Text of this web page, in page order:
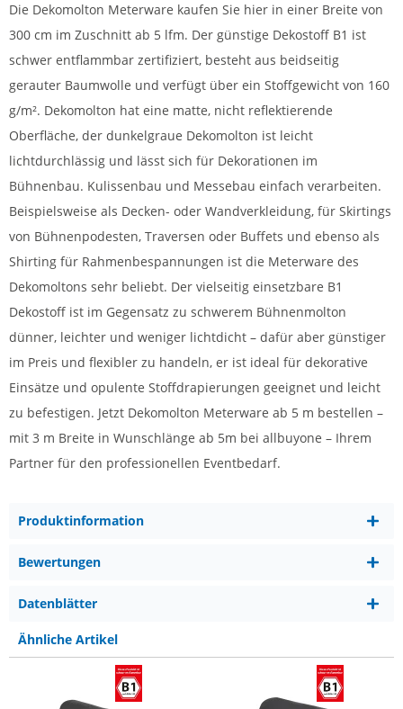
Die Dekomolton Meterware kaufen Sie hier in einer Breite von
300 cm im Zuschnitt ab 5 lfm. Der günstige Dekostoff B1 ist
schwer entflammbar zertifiziert, besteht aus beidseitig
gerauter Baumwolle und verfügt über ein Stoffgewicht von 160
g/m². Dekomolton hat eine matte, nicht reflektierende
Oberfläche, der dunkelgraue Dekomolton ist leicht
lichtdurchlässig und lässt sich für Dekorationen im
Bühnenbau. Kulissenbau und Messebau einfach verarbeiten.
Beispielsweise als Decken- oder Wandverkleidung, für Skirtings
von Bühnenpodesten, Traversen oder Buffets und ebenso als
Shirting für Rahmenbespannungen ist die Meterware des
Dekomoltons sehr beliebt. Der vielseitig einsetzbare B1
Dekostoff ist im Gegensatz zu schwerem Bühnenmolton
dünner, leichter und weniger lichtdicht – dafür aber günstiger
im Preis und flexibler zu handeln, er ist ideal für dekorative
Einsätze und opulente Stoffdrapierungen geeignet und leicht
zu befestigen. Jetzt Dekomolton Meterware ab 5 m bestellen –
mit 3 m Breite in Wunschlänge ab 5m bei allbuyone – Ihrem
Partner für den professionellen Eventbedarf.
Produktinformation
Bewertungen
Datenblätter
Ähnliche Artikel